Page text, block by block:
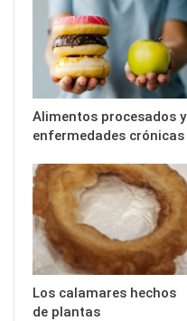
Alimentos procesados y
enfermedades crónicas
Los calamares hechos
de plantas